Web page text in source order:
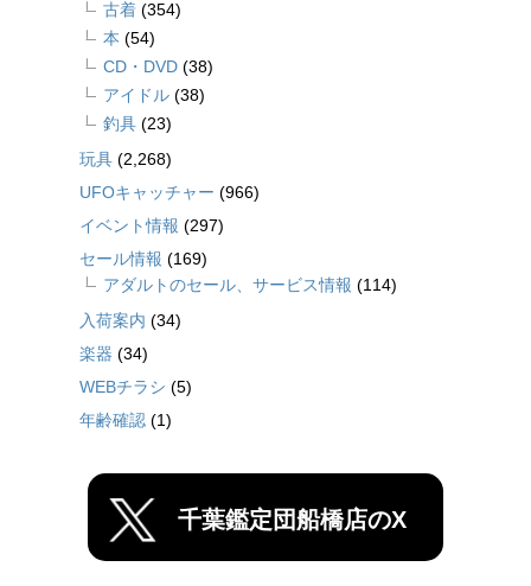
古着 (354)
本 (54)
CD・DVD (38)
アイドル (38)
釣具 (23)
玩具 (2,268)
UFOキャッチャー (966)
イベント情報 (297)
セール情報 (169)
アダルトのセール、サービス情報 (114)
入荷案内 (34)
楽器 (34)
WEBチラシ (5)
年齢確認 (1)
千葉鑑定団船橋店のX